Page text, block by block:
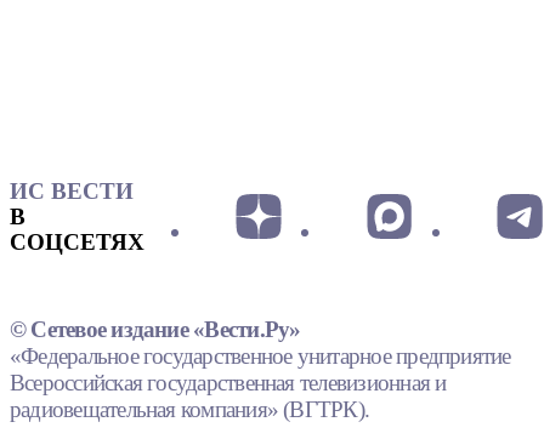
ИС ВЕСТИ
В
СОЦСЕТЯХ
© Сетевое издание «Вести.Ру»
«Федеральное государственное унитарное предприятие
Всероссийская государственная телевизионная и
радиовещательная компания» (ВГТРК).